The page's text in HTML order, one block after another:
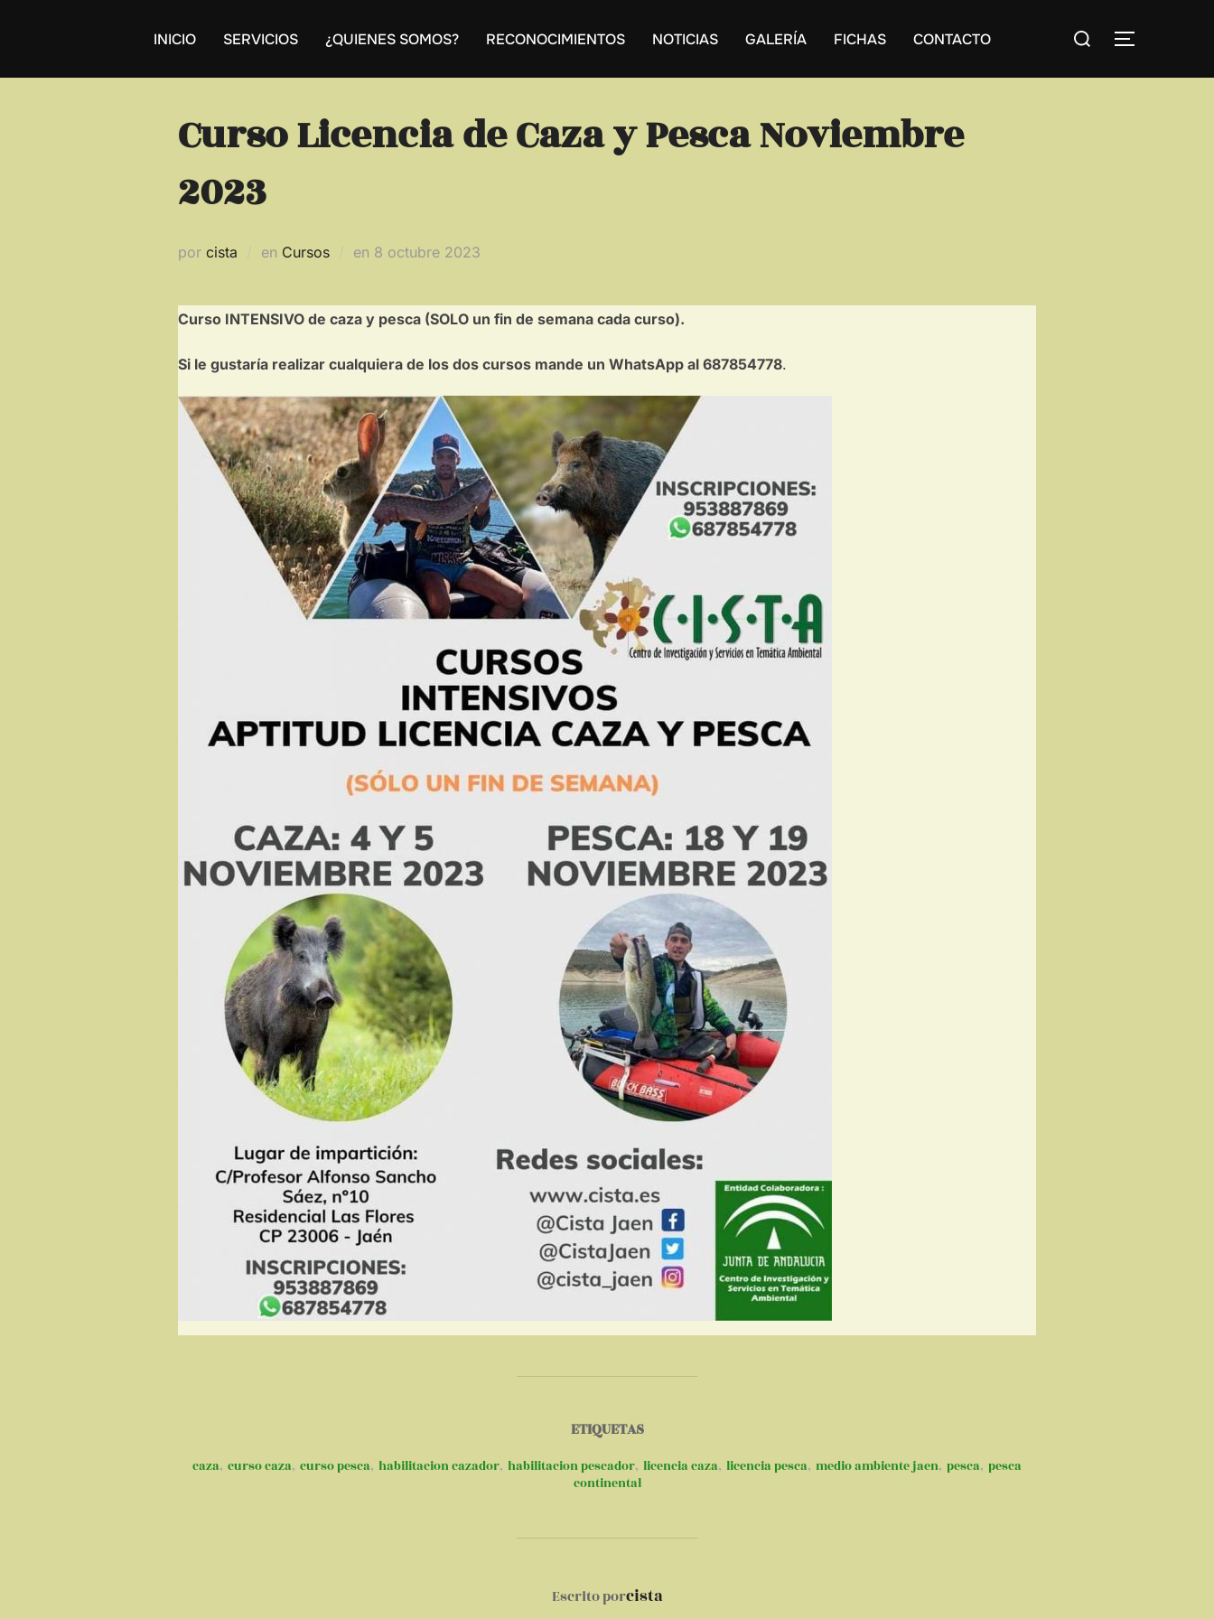
INICIO SERVICIOS ¿QUIENES SOMOS? RECONOCIMIENTOS NOTICIAS GALERÍA FICHAS CONTACTO
Buscar:
Curso Licencia de Caza y Pesca Noviembre
2023
por cista en Cursos en Publicado
8 octubre 2023
Curso INTENSIVO de caza y pesca (SOLO un fin de semana cada curso).
Si le gustaría realizar cualquiera de los dos cursos mande un WhatsApp al 687854778.
ETIQUETAS
caza, curso caza, curso pesca, habilitacion cazador, habilitacion pescador, licencia caza, licencia pesca, medio ambiente jaen, pesca, pesca
continental
AUTOR DE LA PUBLICACIÓN
Escrito porcista